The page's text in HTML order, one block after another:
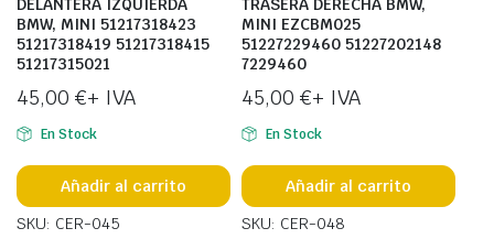
DELANTERA IZQUIERDA
BMW, MINI 51217318423
51217318419 51217318415
51217315021
45,00 €+ IVA
En Stock
Añadir al carrito
SKU: CER-045
TRASERA DERECHA BMW,
MINI EZCBM025
51227229460 51227202148
7229460
45,00 €+ IVA
En Stock
Añadir al carrito
SKU: CER-048